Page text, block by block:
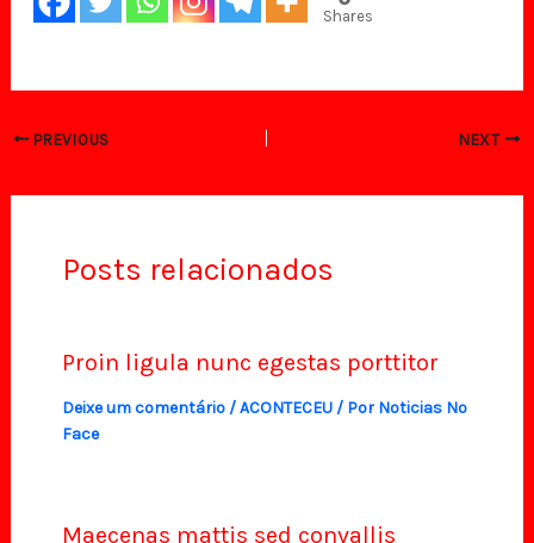
Shares
PREVIOUS NEXT
Posts relacionados
Proin ligula nunc egestas porttitor
Deixe um comentário /ACONTECEU/ Por Noticias No
Face
Maecenas mattis sed convallis